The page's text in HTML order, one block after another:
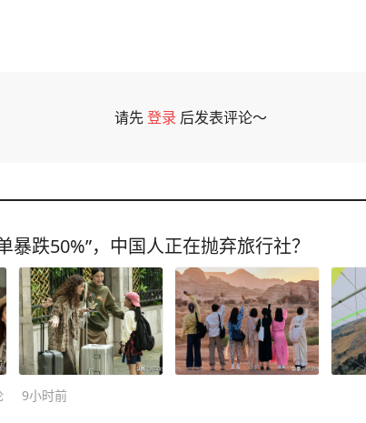
请先登录 后发表评论～
暴跌50%”，中国人正在抛弃旅行社？
9小时前